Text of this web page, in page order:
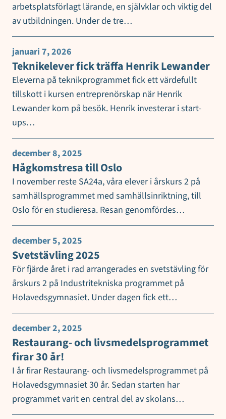
arbetsplatsförlagt lärande, en självklar och viktig del
av utbildningen. Under de tre…
januari 7, 2026
Teknikelever fick träffa Henrik Lewander
Eleverna på teknikprogrammet fick ett värdefullt
tillskott i kursen entreprenörskap när Henrik
Lewander kom på besök. Henrik investerar i start-
ups…
december 8, 2025
Hågkomstresa till Oslo
I november reste SA24a, våra elever i årskurs 2 på
samhällsprogrammet med samhällsinriktning, till
Oslo för en studieresa. Resan genomfördes…
december 5, 2025
Svetstävling 2025
För fjärde året i rad arrangerades en svetstävling för
årskurs 2 på Industritekniska programmet på
Holavedsgymnasiet. Under dagen fick ett…
december 2, 2025
Restaurang- och livsmedelsprogrammet
firar 30 år!
I år firar Restaurang- och livsmedelsprogrammet på
Holavedsgymnasiet 30 år. Sedan starten har
programmet varit en central del av skolans…